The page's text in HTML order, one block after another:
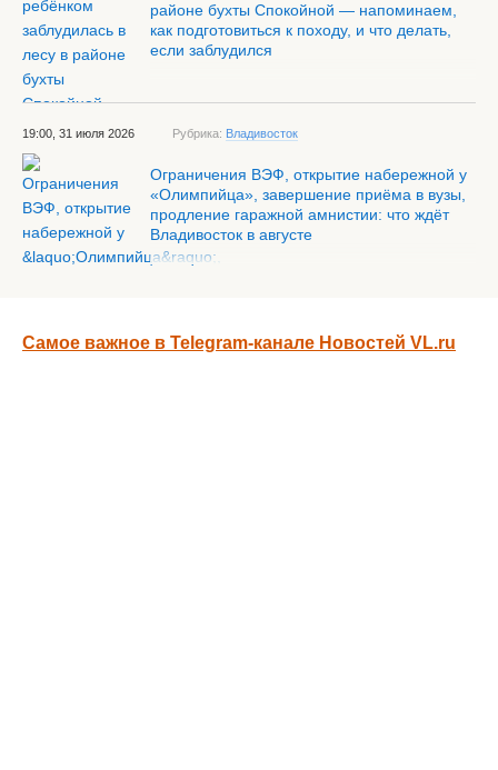
районе бухты Спокойной — напоминаем,
как подготовиться к походу, и что делать,
если заблудился
19:00, 31 июля 2026 Рубрика: Владивосток
Ограничения ВЭФ, открытие набережной у
«Олимпийца», завершение приёма в вузы,
продление гаражной амнистии: что ждёт
Владивосток в августе
Самое важное в Telegram-канале Новостей VL.ru